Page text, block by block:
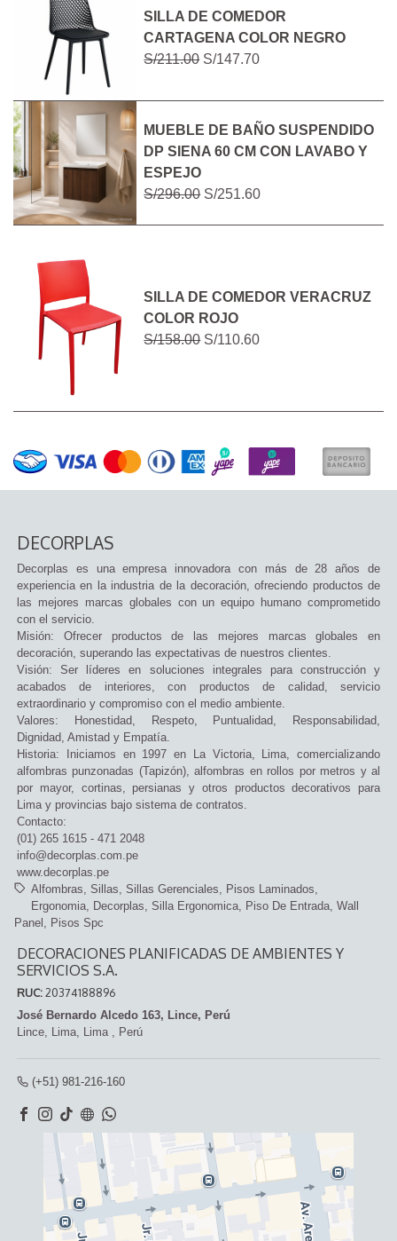
SILLA DE COMEDOR
CARTAGENA COLOR NEGRO
S/211.00S/147.70
MUEBLE DE BAÑO SUSPENDIDO
DP SIENA 60 CM CON LAVABO Y
ESPEJO
S/296.00S/251.60
SILLA DE COMEDOR VERACRUZ
COLOR ROJO
S/158.00S/110.60
DECORPLAS
Decorplas es una empresa innovadora con más de 28 años de
experiencia en la industria de la decoración, ofreciendo productos de
las mejores marcas globales con un equipo humano comprometido
con el servicio.
Misión: Ofrecer productos de las mejores marcas globales en
decoración, superando las expectativas de nuestros clientes.
Visión: Ser líderes en soluciones integrales para construcción y
acabados de interiores, con productos de calidad, servicio
extraordinario y compromiso con el medio ambiente.
Valores: Honestidad, Respeto, Puntualidad, Responsabilidad,
Dignidad, Amistad y Empatía.
Historia: Iniciamos en 1997 en La Victoria, Lima, comercializando
alfombras punzonadas (Tapizón), alfombras en rollos por metros y al
por mayor, cortinas, persianas y otros productos decorativos para
Lima y provincias bajo sistema de contratos.
Contacto:
(01) 265 1615 - 471 2048
info@decorplas.com.pe
www.decorplas.pe
Alfombras
Sillas Sillas Gerenciales
Pisos Laminados
Ergonomia
Decorplas Silla Ergonomica Piso De Entrada Wall
Panel
Pisos Spc
DECORACIONES PLANIFICADAS DE AMBIENTES Y
SERVICIOS S.A.
RUC:20374188896
José Bernardo Alcedo 163, Lince, Perú
Lince, Lima, Lima , Perú
(+51) 981-216-160